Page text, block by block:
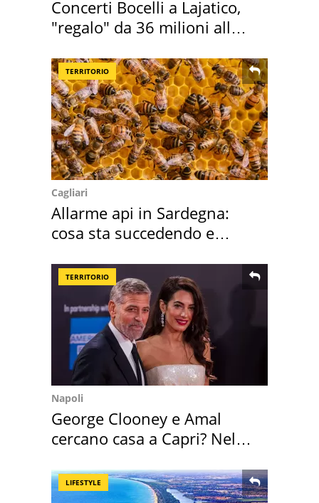
Concerti Bocelli a Lajatico,
"regalo" da 36 milioni alla
TERRITORIO
Cagliari
Allarme api in Sardegna:
cosa sta succedendo e
TERRITORIO
Napoli
George Clooney e Amal
cercano casa a Capri? Nel
LIFESTYLE